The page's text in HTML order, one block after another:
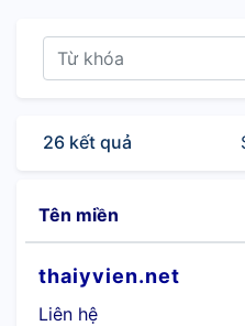
26 kết quả
Tên miền
thaiyvien.net
Liên hệ